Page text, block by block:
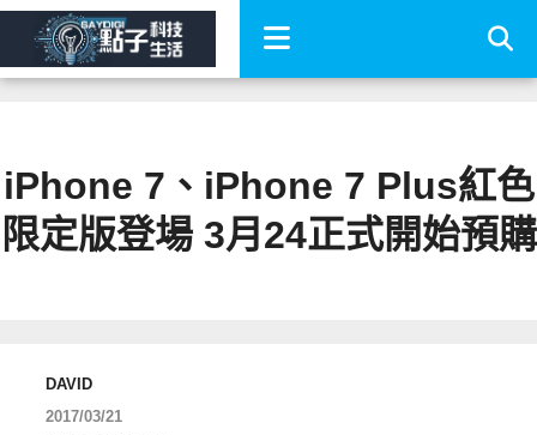
iPhone 7、iPhone 7 Plus紅色
限定版登場 3月24正式開始預購
DAVID
2017/03/21